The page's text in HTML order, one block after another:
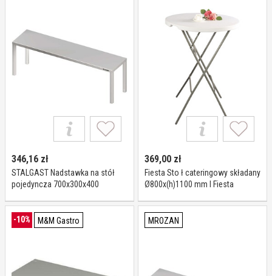
346,16 zł
STALGAST Nadstawka na stół
pojedyncza 700x300x400
369,00 zł
Fiesta Sto ł cateringowy składany
Ø800x(h)1100 mm I Fiesta
-10% M&M Gastro MROZAN